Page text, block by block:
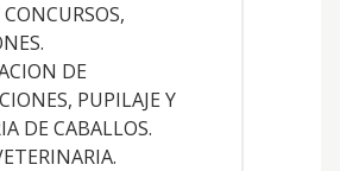
DE
PUPILAJE Y
DE CABALLOS.